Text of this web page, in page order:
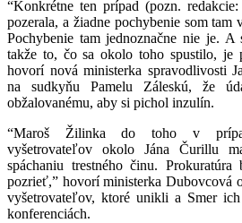
“Konkrétne ten prípad (pozn.
pozerala, a žiadne pochybenie som tam
Pochybenie tam jednoznačne nie je.
takže to, čo sa okolo toho spustilo, je
hovorí nová ministerka spravodlivosti
na sudkyňu Pamelu Záleskú, že
obžalovanému, aby si pichol inzulín.
“Maroš Žilinka do toho v
vyšetrovateľov okolo Jána Čurillu
spáchaniu trestného činu.
pozrieť,” hovorí ministerka Dubovcová
vyšetrovateľov, ktoré unikli a Smer
konferenciách.